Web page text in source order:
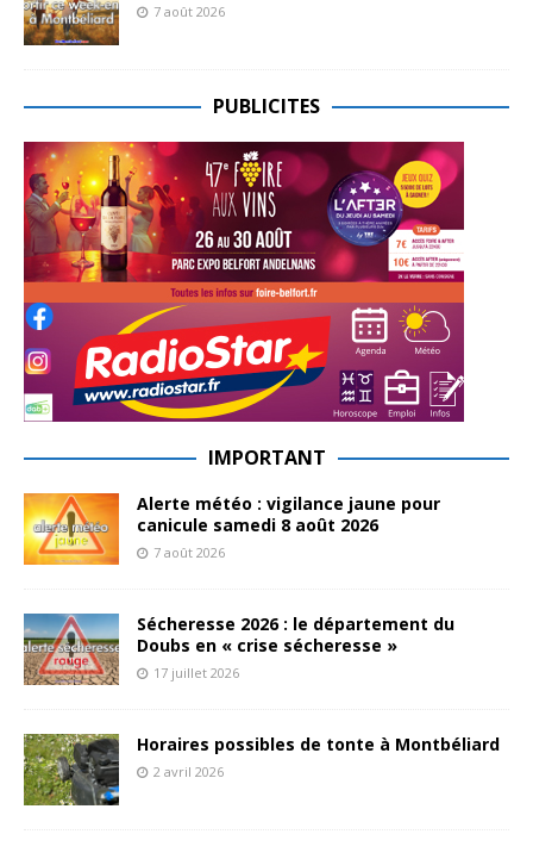
7 août 2026
PUBLICITES
IMPORTANT
Alerte météo : vigilance jaune pour
canicule samedi 8 août 2026
7 août 2026
Sécheresse 2026 : le département du
Doubs en « crise sécheresse »
17 juillet 2026
Horaires possibles de tonte à Montbéliard
2 avril 2026